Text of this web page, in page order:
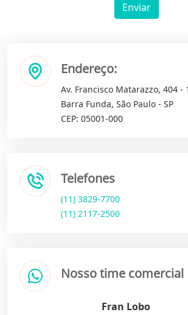
Enviar
Endereço:
Av. Francisco Matarazzo, 404 -
Barra Funda, São Paulo - SP
CEP: 05001-000
Telefones
(11) 3829-7700
(11) 2117-2500
Nosso time comercial
Fran Lobo